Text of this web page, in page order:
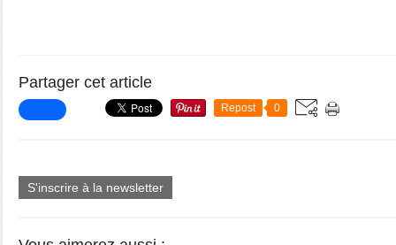
Partager cet article
Repost 0
S'inscrire à la newsletter